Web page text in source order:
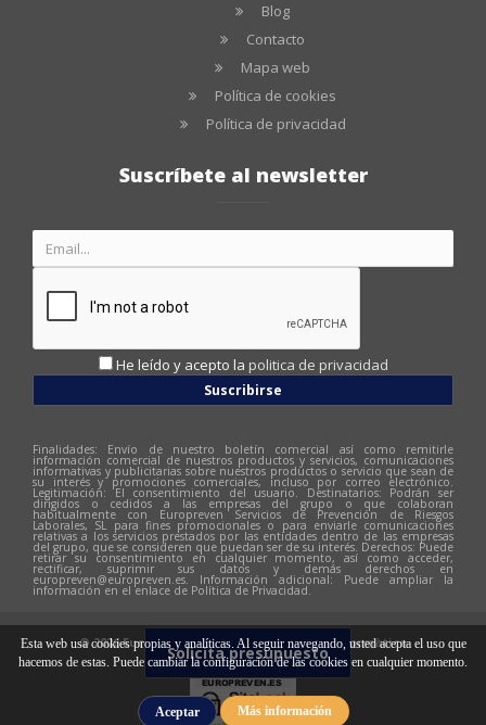
Esta web usa cookies propias y analíticas. Al seguir navegando, usted acepta el uso que
hacemos de estas. Puede cambiar la configuración de las cookies en cualquier momento.
Aceptar Más información
Solicita presupuesto
Blog
Contacto
Mapa web
Política de cookies
Política de privacidad
Suscríbete al newsletter
He leído y acepto la politica de privacidad
Suscribirse
Finalidades: Envío de nuestro boletín comercial así como remitirle
información comercial de nuestros productos y servicios, comunicaciones
informativas y publicitarias sobre nuestros productos o servicio que sean de
su interés y promociones comerciales, incluso por correo electrónico.
Legitimación: El consentimiento del usuario. Destinatarios: Podrán ser
dirigidos o cedidos a las empresas del grupo o que colaboran
habitualmente con Europreven Servicios de Prevención de Riesgos
Laborales, SL para fines promocionales o para enviarle comunicaciones
relativas a los servicios prestados por las entidades dentro de las empresas
del grupo, que se consideren que puedan ser de su interés. Derechos: Puede
retirar su consentimiento en cualquier momento, así como acceder,
rectificar, suprimir sus datos y demás derechos en
europreven@europreven.es. Información adicional: Puede ampliar la
información en el enlace de Política de Privacidad.
© 2026 Europreven | Diseño web: Hitech Informàtica